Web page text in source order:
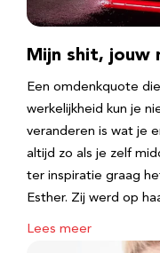
Mijn shit, jouw
Een omdenkquote
werkelijkheid kun je
veranderen is wat je
altijd zo als je zelf
ter inspiratie graag
Esther. Zij werd op
Lees meer